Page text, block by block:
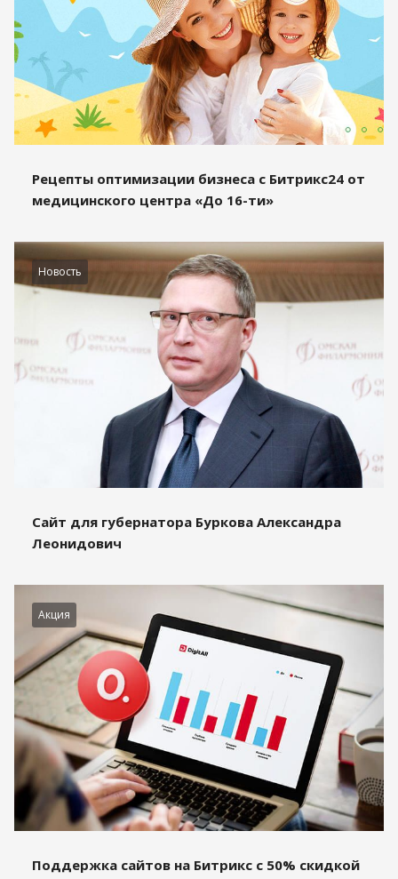
Рецепты оптимизации бизнеса с Битрикс24 от
медицинского центра «До 16-ти»
Новость
Сайт для губернатора Буркова Александра
Леонидович
Акция
Поддержка сайтов на Битрикс с 50% скидкой